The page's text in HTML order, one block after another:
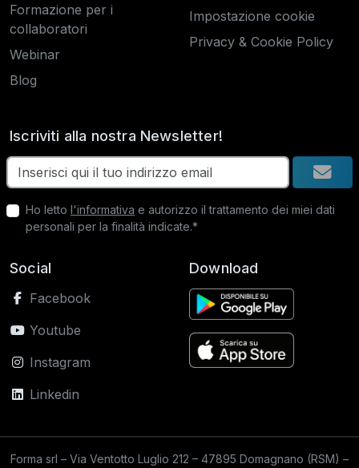
Formazione per i
collaboratori
Webinar
Blog
Impostazione cookie
Privacy & Cookie Policy
Iscriviti alla nostra Newsletter!
Ho letto l'informativa e autorizzo il trattamento dei miei dati
personali per la finalità indicate.*
Social
Facebook
Youtube
Instagram
Linkedin
Download
Forma srl – Via Ventotto Luglio 212 – 47895 Domagnano (RSM) –